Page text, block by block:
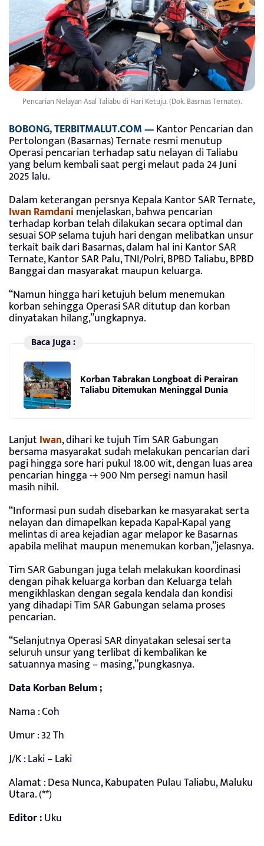
Pencarian Nelayan Asal Taliabu di Hari Ketuju. (Dok. Basrnas Ternate).
BOBONG, TERBITMALUT.COM —Kantor Pencarian dan
Pertolongan (Basarnas) Ternate resmi menutup
Operasi pencarian terhadap satu nelayan di Taliabu
yang belum kembali saat pergi melaut pada 24 Juni
2025 lalu.
Dalam keterangan persnya Kepala Kantor SAR Ternate,
Iwan Ramdani menjelaskan, bahwa pencarian
terhadap korban telah dilakukan secara optimal dan
sesuai SOP selama tujuh hari dengan melibatkan unsur
terkait baik dari Basarnas, dalam hal ini Kantor SAR
Ternate, Kantor SAR Palu, TNI/Polri, BPBD Taliabu, BPBD
Banggai dan masyarakat maupun keluarga.
“Namun hingga hari ketujuh belum menemukan
korban sehingga Operasi SAR ditutup dan korban
dinyatakan hilang,”ungkapnya.
Baca Juga :
Korban Tabrakan Longboat di Perairan
Taliabu Ditemukan Meninggal Dunia
Lanjut Iwan, dihari ke tujuh Tim SAR Gabungan
bersama masyarakat sudah melakukan pencarian dari
pagi hingga sore hari pukul 18.00 wit, dengan luas area
pencarian hingga -+ 900 Nm persegi namun hasil
masih nihil.
“Informasi pun sudah disebarkan ke masyarakat serta
nelayan dan dimapelkan kepada Kapal-Kapal yang
melintas di area kejadian agar melapor ke Basarnas
apabila melihat maupun menemukan korban,”jelasnya.
Tim SAR Gabungan juga telah melakukan koordinasi
dengan pihak keluarga korban dan Keluarga telah
mengikhlaskan dengan segala kendala dan kondisi
yang dihadapi Tim SAR Gabungan selama proses
pencarian.
“Selanjutnya Operasi SAR dinyatakan selesai serta
seluruh unsur yang terlibat di kembalikan ke
satuannya masing – masing,”pungkasnya.
Data Korban Belum ;
Nama : Coh
Umur : 32 Th
J/K : Laki – Laki
Alamat : Desa Nunca, Kabupaten Pulau Taliabu, Maluku
Utara. (**)
Editor :Uku